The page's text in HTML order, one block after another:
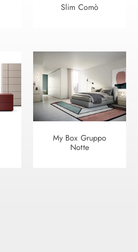
Slim Comò
My Box Gruppo
Notte